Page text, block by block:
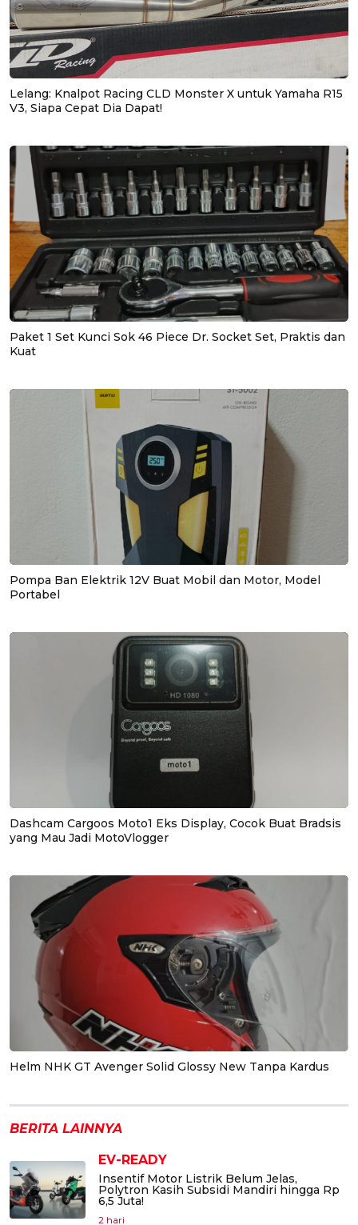
Lelang: Knalpot Racing CLD Monster X untuk Yamaha R15
V3, Siapa Cepat Dia Dapat!
Paket 1 Set Kunci Sok 46 Piece Dr. Socket Set, Praktis dan
Kuat
Pompa Ban Elektrik 12V Buat Mobil dan Motor, Model
Portabel
Dashcam Cargoos Moto1 Eks Display, Cocok Buat Bradsis
yang Mau Jadi MotoVlogger
Helm NHK GT Avenger Solid Glossy New Tanpa Kardus
BERITA LAINNYA
EV-READY
Insentif Motor Listrik Belum Jelas,
Polytron Kasih Subsidi Mandiri hingga Rp
6,5 Juta!
2 hari